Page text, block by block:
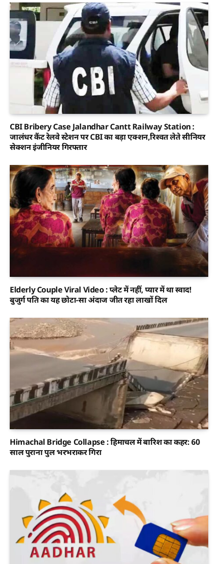
CBI Bribery Case Jalandhar Cantt Railway Station :
जालंधर कैंट रेलवे स्टेशन पर CBI का बड़ा एक्शन,रिश्वत लेते सीनियर
सेक्शन इंजीनियर गिरफ्तार
Elderly Couple Viral Video : प्लेट में नहीं, प्यार में था स्वाद!
बुजुर्ग पति का यह छोटा-सा अंदाज जीत रहा लाखों दिल
Himachal Bridge Collapse : हिमाचल में बारिश का कहर: 60
साल पुराना पुल भरभराकर गिरा